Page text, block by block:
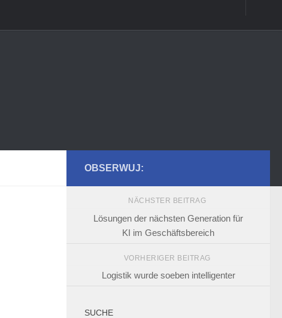
OBSERWUJ:
NÄCHSTER BEITRAG
Lösungen der nächsten Generation für
KI im Geschäftsbereich
VORHERIGER BEITRAG
Logistik wurde soeben intelligenter
SUCHE